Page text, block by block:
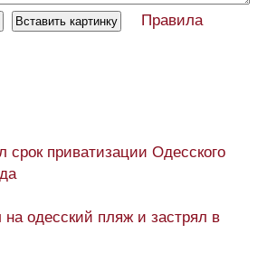
Правила
приватизации Одесского
одесский пляж и застрял в